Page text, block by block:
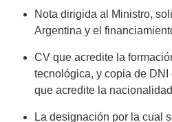
Nota dirigida al Ministro,
Argentina y el
CV que acredite la
tecnológica, y copia de DNI
que acredite la
La designación por la cual